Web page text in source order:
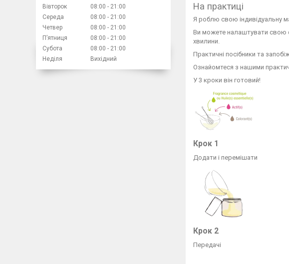
На практиці
Я роблю свою індивідуальну
Ви можете налаштувати свою
хвилини.
Практичні посібники та
Ознайомтеся з нашими
У 3 кроки він готовий!
Крок 1
Додати і перемішати
Крок 2
Передачі
Вівторок
08:00
21:00
Середа
08:00
21:00
Четвер
08:00
21:00
Пʼятниця
08:00
21:00
Субота
08:00
21:00
Неділя
Вихідний